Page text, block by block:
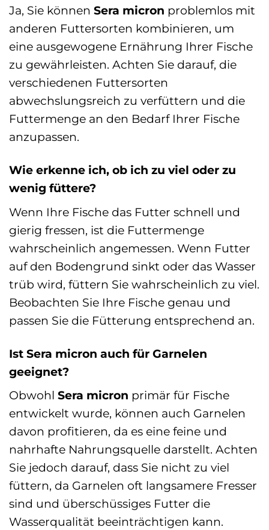
Ja, Sie können Sera micron problemlos mit
anderen Futtersorten kombinieren, um
eine ausgewogene Ernährung Ihrer Fische
zu gewährleisten. Achten Sie darauf, die
verschiedenen Futtersorten
abwechslungsreich zu verfüttern und die
Futtermenge an den Bedarf Ihrer Fische
anzupassen.
Wie erkenne ich, ob ich zu viel oder zu
wenig füttere?
Wenn Ihre Fische das Futter schnell und
gierig fressen, ist die Futtermenge
wahrscheinlich angemessen. Wenn Futter
auf den Bodengrund sinkt oder das Wasser
trüb wird, füttern Sie wahrscheinlich zu viel.
Beobachten Sie Ihre Fische genau und
passen Sie die Fütterung entsprechend an.
Ist Sera micron auch für Garnelen
geeignet?
Obwohl Sera micron primär für Fische
entwickelt wurde, können auch Garnelen
davon profitieren, da es eine feine und
nahrhafte Nahrungsquelle darstellt. Achten
Sie jedoch darauf, dass Sie nicht zu viel
füttern, da Garnelen oft langsamere Fresser
sind und überschüssiges Futter die
Wasserqualität beeinträchtigen kann.